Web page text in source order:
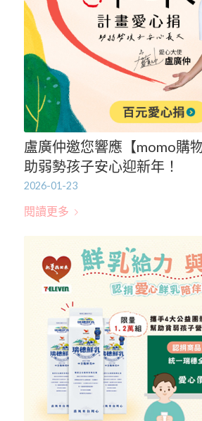
盧廣仲邀您響應【momo購
助弱勢孩子安心迎新年！
2026-01-23
閱讀更多